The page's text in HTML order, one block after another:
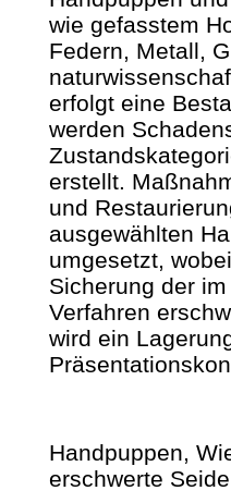
wie gefasstem
Federn, Metall,
erfolgt eine
werden
erstellt.
und
ausgewählten
umgesetzt,
Sicherung der im
Verfahren
wird ein
Handpuppen,
erschwerte